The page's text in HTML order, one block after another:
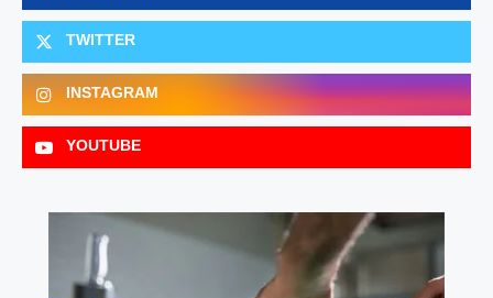
TWITTER
INSTAGRAM
YOUTUBE